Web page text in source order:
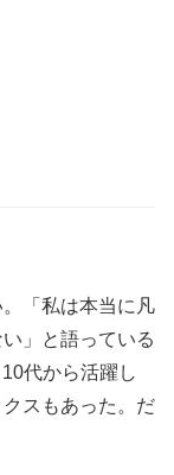
「私は本当に凡
」と語っている
代から活躍し
スもあった。だ